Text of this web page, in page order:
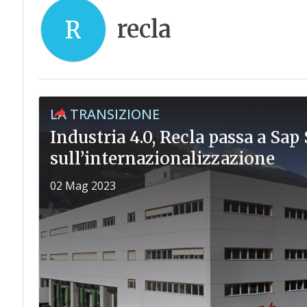
R recla
LA TRANSIZIONE
Industria 4.0, Recla passa a
sull’internazionalizzazione
02 Mag 2023